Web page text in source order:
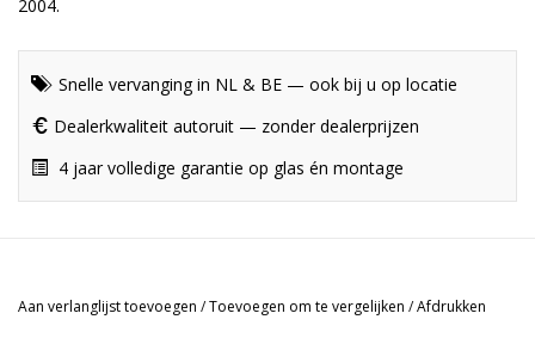
2004.
Snelle vervanging in NL & BE — ook bij u op locatie
Dealerkwaliteit autoruit — zonder dealerprijzen
4 jaar volledige garantie op glas én montage
Aan verlanglijst toevoegen /Toevoegen om te vergelijken /Afdrukken